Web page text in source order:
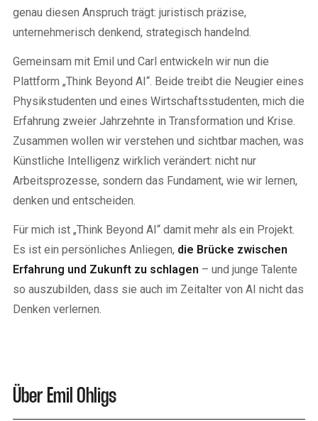
genau diesen Anspruch trägt: juristisch präzise,
unternehmerisch denkend, strategisch handelnd.
Gemeinsam mit Emil und Carl entwickeln wir nun die
Plattform „Think Beyond AI“. Beide treibt die Neugier eines
Physikstudenten und eines Wirtschaftsstudenten, mich die
Erfahrung zweier Jahrzehnte in Transformation und Krise.
Zusammen wollen wir verstehen und sichtbar machen, was
Künstliche Intelligenz wirklich verändert: nicht nur
Arbeitsprozesse, sondern das Fundament, wie wir lernen,
denken und entscheiden.
Für mich ist „Think Beyond AI“ damit mehr als ein Projekt.
Es ist ein persönliches Anliegen, die Brücke zwischen
Erfahrung und Zukunft zu schlagen – und junge Talente
so auszubilden, dass sie auch im Zeitalter von AI nicht das
Denken verlernen.
Über Emil Ohligs